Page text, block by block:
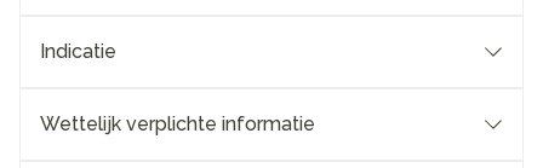
Indicatie
Wettelijk verplichte informatie